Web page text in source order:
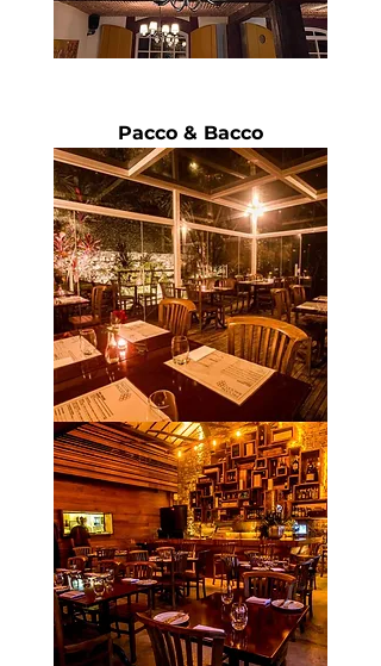
Pacco & Bacco